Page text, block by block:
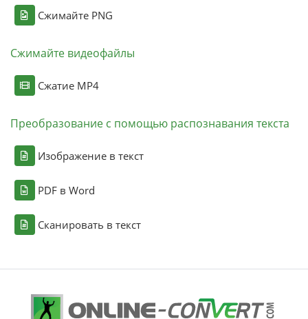
Сжимайте PNG
Сжимайте видеофайлы
Сжатие MP4
Преобразование с помощью распознавания текста
Изображение в текст
PDF в Word
Сканировать в текст